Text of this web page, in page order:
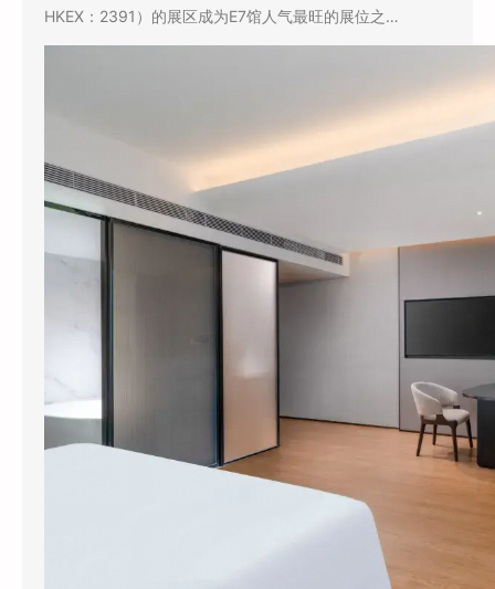
HKEX：2391）的展区成为E7馆人气最旺的展位之…